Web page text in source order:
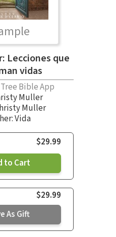
Lecciones que
vidas
Bible App
Muller
Muller
Vida
$29.99
to Cart
$29.99
As Gift